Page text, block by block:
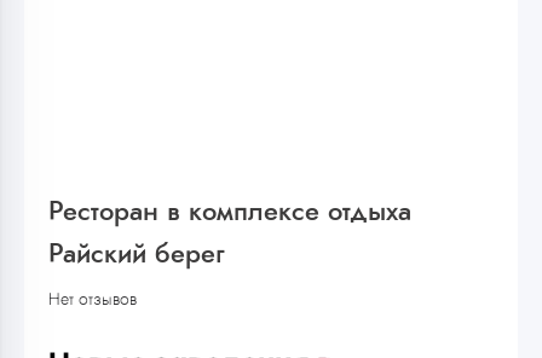
Ресторан в комплексе отдыха
Райский берег
Нет отзывов